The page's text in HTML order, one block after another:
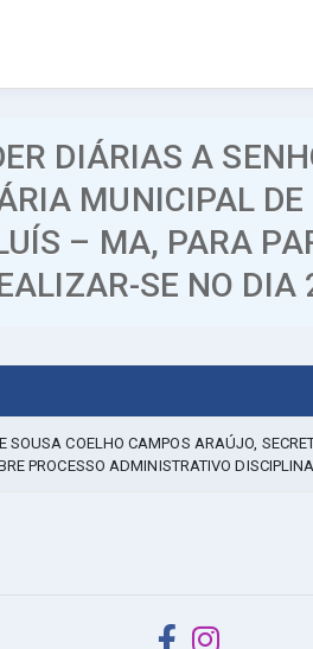
DIÁRIAS A
MUNICIPAL
– MA, PARA
SE NO DIA
COELHO CAMPOS ARAÚJO,
PROCESSO ADMINISTRATIVO